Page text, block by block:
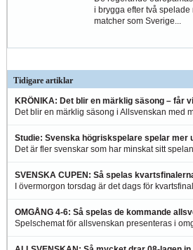
i brygga efter två spelade
matcher som Sverige...
Tidigare artiklar
KRÖNIKA: Det blir en märklig säsong – får
Det blir en märklig säsong i Allsvenskan med
Studie: Svenska högriskspelare spelar mer
Det är fler svenskar som har minskat sitt
SVENSKA CUPEN: Så spelas
I övermorgon torsdag är det dags för
OMGÅNG 4-6: Så spelas de kommande
Spelschemat för allsvenskan presenteras i